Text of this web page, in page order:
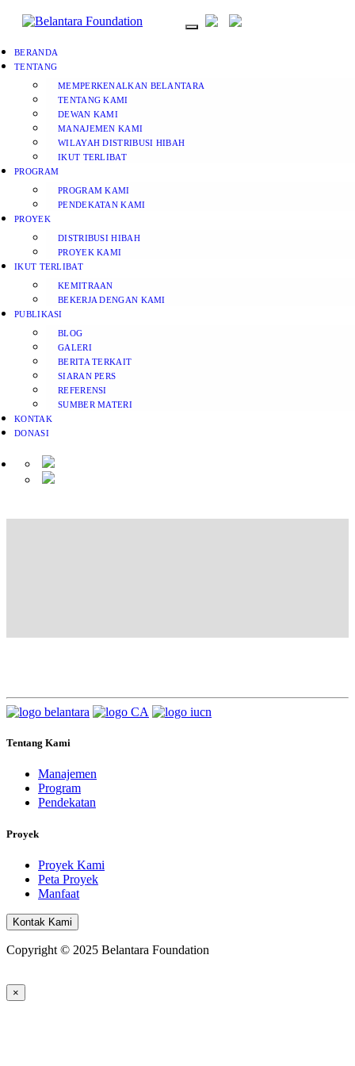
BERANDA
TENTANG
MEMPERKENALKAN BELANTARA
TENTANG KAMI
DEWAN KAMI
MANAJEMEN KAMI
WILAYAH DISTRIBUSI HIBAH
IKUT TERLIBAT
PROGRAM
PROGRAM KAMI
PENDEKATAN KAMI
PROYEK
DISTRIBUSI HIBAH
PROYEK KAMI
IKUT TERLIBAT
KEMITRAAN
BEKERJA DENGAN KAMI
PUBLIKASI
BLOG
GALERI
BERITA TERKAIT
SIARAN PERS
REFERENSI
SUMBER MATERI
KONTAK
DONASI
Tentang Kami
Manajemen
Program
Pendekatan
Proyek
Proyek Kami
Peta Proyek
Manfaat
Kontak Kami
Copyright © 2025 Belantara Foundation
×